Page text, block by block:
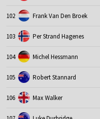
102 Frank Van Den Broek
103 Per Strand Hagenes
104 Michel Hessmann
105 Robert Stannard
106 Max Walker